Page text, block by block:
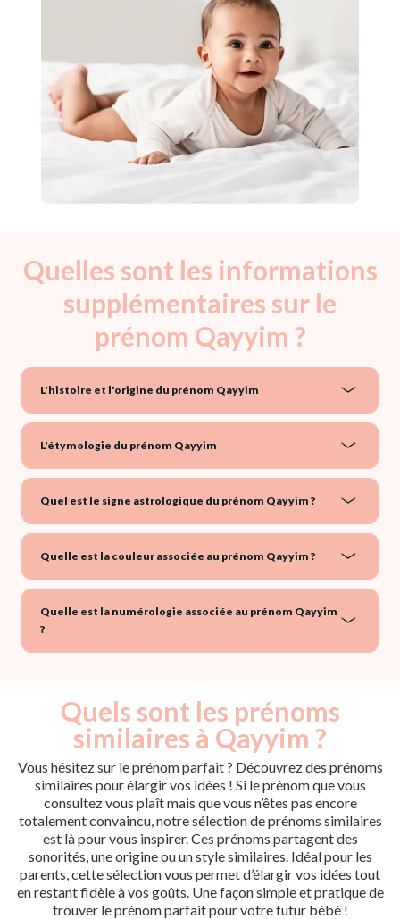
Quelles sont les informations
supplémentaires sur le
prénom Qayyim ?
L'histoire et l'origine du prénom Qayyim
L'étymologie du prénom Qayyim
Quel est le signe astrologique du prénom Qayyim ?
Quelle est la couleur associée au prénom Qayyim ?
Quelle est la numérologie associée au prénom Qayyim
?
Quels sont les prénoms
similaires à Qayyim ?
Vous hésitez sur le prénom parfait ? Découvrez des prénoms
similaires pour élargir vos idées ! Si le prénom que vous
consultez vous plaît mais que vous n’êtes pas encore
totalement convaincu, notre sélection de prénoms similaires
est là pour vous inspirer. Ces prénoms partagent des
sonorités, une origine ou un style similaires. Idéal pour les
parents, cette sélection vous permet d’élargir vos idées tout
en restant fidèle à vos goûts. Une façon simple et pratique de
trouver le prénom parfait pour votre futur bébé !